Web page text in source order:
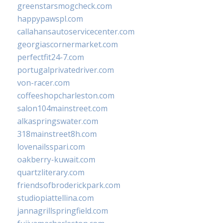
greenstarsmogcheck.com
happypawspl.com
callahansautoservicecenter.com
georgiascornermarket.com
perfectfit24-7.com
portugalprivatedriver.com
von-racer.com
coffeeshopcharleston.com
salon104mainstreet.com
alkaspringswater.com
318mainstreet8h.com
lovenailsspari.com
oakberry-kuwait.com
quartzliterary.com
friendsofbroderickpark.com
studiopiattellina.com
jannagrillspringfield.com